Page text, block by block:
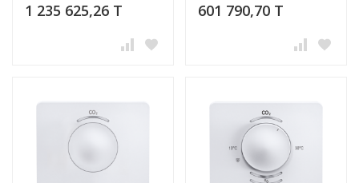
1 235 625,26 T 601 790,70 T